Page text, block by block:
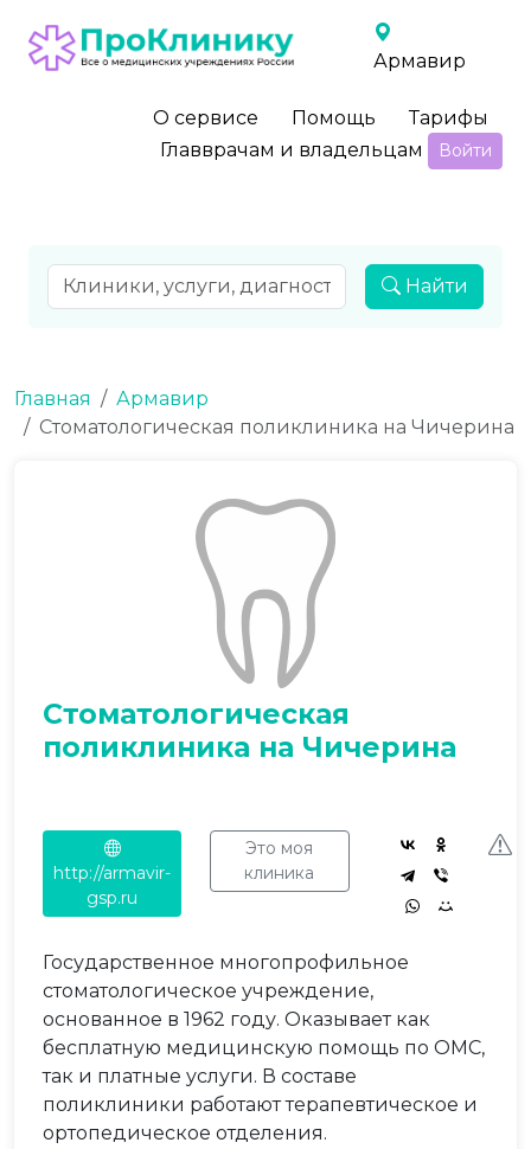
Армавир
О сервисе Помощь
Тарифы
Главврачам и владельцам
Войти
Найти
Главная
Армавир
Стоматологическая поликлиника на Чичерина
Стоматологическая
поликлиника на Чичерина
http://armavir-
gsp.ru
Это моя
клиника
Государственное многопрофильное
стоматологическое учреждение,
основанное в 1962 году. Оказывает как
бесплатную медицинскую помощь по ОМС,
так и платные услуги. В составе
поликлиники работают терапевтическое и
ортопедическое отделения.